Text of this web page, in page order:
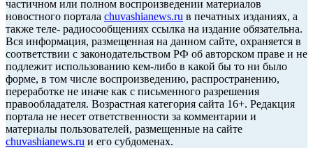
частичном или полном воспроизведении материалов
новостного портала chuvashianews.ru в печатных изданиях, а
также теле- радиосообщениях ссылка на издание обязательна.
Вся информация, размещенная на данном сайте, охраняется в
соответствии с законодательством РФ об авторском праве и не
подлежит использованию кем-либо в какой бы то ни было
форме, в том числе воспроизведению, распространению,
переработке не иначе как с письменного разрешения
правообладателя. Возрастная категория сайта 16+. Редакция
портала не несет ответственности за комментарии и
материалы пользователей, размещенные на сайте
chuvashianews.ru и его субдоменах.